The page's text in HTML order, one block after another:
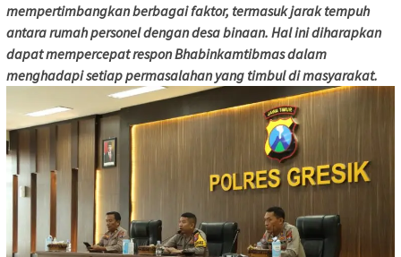
mempertimbangkan berbagai faktor, termasuk jarak tempuh
antara rumah personel dengan desa binaan. Hal ini diharapkan
dapat mempercepat respon Bhabinkamtibmas dalam
menghadapi setiap permasalahan yang timbul di masyarakat.